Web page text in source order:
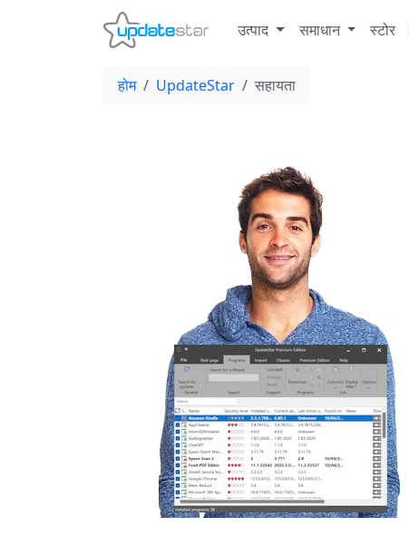
उत्पाद समाधान स्टोर
होम UpdateStar सहायता